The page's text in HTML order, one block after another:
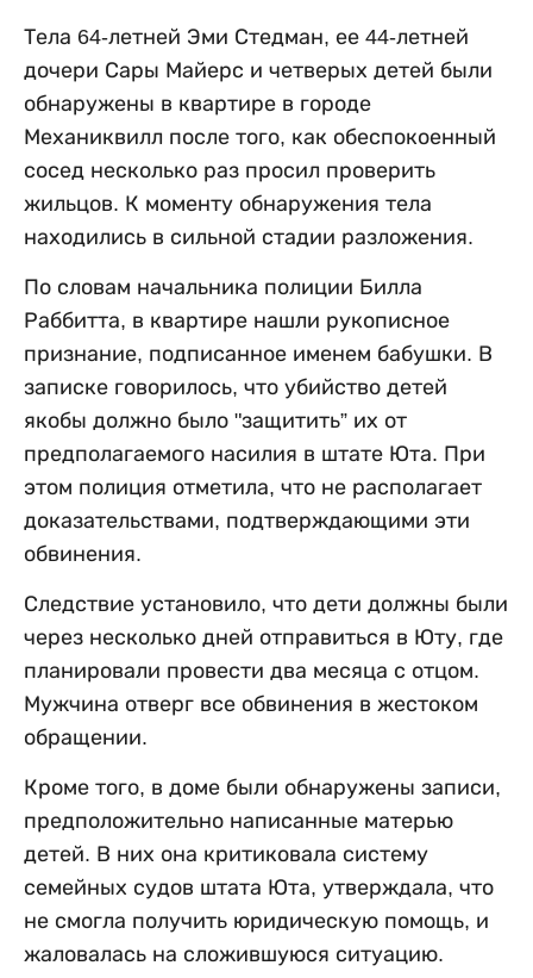
Тела 64-летней Эми Стедман, ее 44-летней
дочери Сары Майерс и четверых детей были
обнаружены в квартире в городе
Механиквилл после того, как обеспокоенный
сосед несколько раз просил проверить
жильцов. К моменту обнаружения тела
находились в сильной стадии разложения.
По словам начальника полиции Билла
Раббитта, в квартире нашли рукописное
признание, подписанное именем бабушки. В
записке говорилось, что убийство детей
якобы должно было "защитить” их от
предполагаемого насилия в штате Юта. При
этом полиция отметила, что не располагает
доказательствами, подтверждающими эти
обвинения.
Следствие установило, что дети должны были
через несколько дней отправиться в Юту, где
планировали провести два месяца с отцом.
Мужчина отверг все обвинения в жестоком
обращении.
Кроме того, в доме были обнаружены записи,
предположительно написанные матерью
детей. В них она критиковала систему
семейных судов штата Юта, утверждала, что
не смогла получить юридическую помощь, и
жаловалась на сложившуюся ситуацию.